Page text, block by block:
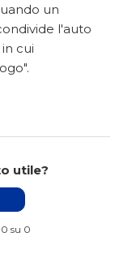
un
l'auto
cui
utile?
su 0